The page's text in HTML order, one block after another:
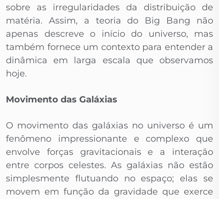
sobre as irregularidades da distribuição de
matéria. Assim, a teoria do Big Bang não
apenas descreve o início do universo, mas
também fornece um contexto para entender a
dinâmica em larga escala que observamos
hoje.
Movimento das Galáxias
O movimento das galáxias no universo é um
fenômeno impressionante e complexo que
envolve forças gravitacionais e a interação
entre corpos celestes. As galáxias não estão
simplesmente flutuando no espaço; elas se
movem em função da gravidade que exerce